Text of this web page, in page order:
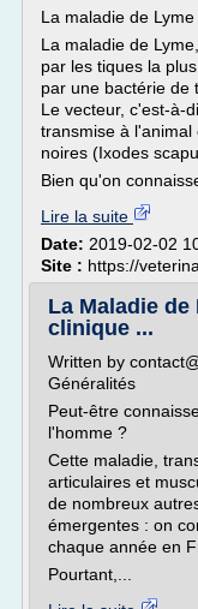
La maladie de Lyme
La maladie de
par les tiques la
par une bactérie de
Le vecteur, c'est-à-
transmise à
noires (Ixodes
Bien qu'on
Lire la suite
Date: 2019-02-02
Site : https://
La Maladie
clinique ...
Written by
Généralités
Peut-être
l'homme ?
Cette maladie,
articulaires et
de nombreux
émergentes : on
chaque année en
Pourtant,...